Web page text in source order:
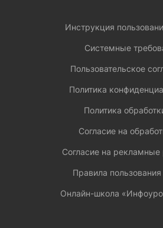
Инструкция
Системные
Пользовательское
Политика
Политика
Согласие на
Согласие на
Правила
Онлайн-школа